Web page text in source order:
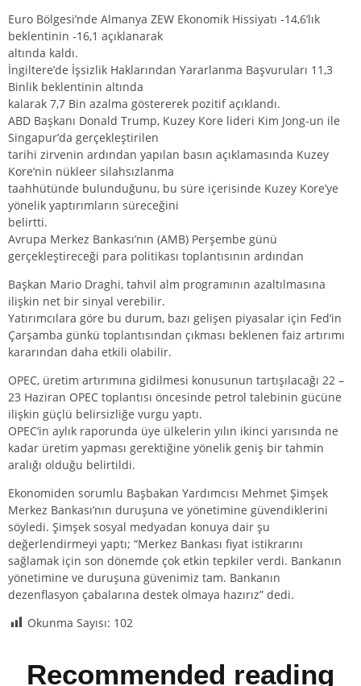
Euro Bölgesi’nde Almanya ZEW Ekonomik Hissiyatı -14,6’lık
beklentinin -16,1 açıklanarak
altında kaldı.
İngiltere’de İşsizlik Haklarından Yararlanma Başvuruları 11,3
Binlik beklentinin altında
kalarak 7,7 Bin azalma göstererek pozitif açıklandı.
ABD Başkanı Donald Trump, Kuzey Kore lideri Kim Jong-un ile
Singapur’da gerçekleştirilen
tarihi zirvenin ardından yapılan basın açıklamasında Kuzey
Kore’nin nükleer silahsızlanma
taahhütünde bulunduğunu, bu süre içerisinde Kuzey Kore’ye
yönelik yaptırımların süreceğini
belirtti.
Avrupa Merkez Bankası’nın (AMB) Perşembe günü
gerçekleştireceği para politikası toplantısının ardından
Başkan Mario Draghi, tahvil alm programının azaltılmasına
ilişkin net bir sinyal verebilir.
Yatırımcılara göre bu durum, bazı gelişen piyasalar için Fed’in
Çarşamba günkü toplantısından çıkması beklenen faiz artırımı
kararından daha etkili olabilir.
OPEC, üretim artırımına gidilmesi konusunun tartışılacağı 22 –
23 Haziran OPEC toplantısı öncesinde petrol talebinin gücüne
ilişkin güçlü belirsizliğe vurgu yaptı.
OPEC’in aylık raporunda üye ülkelerin yılın ikinci yarısında ne
kadar üretim yapması gerektiğine yönelik geniş bir tahmin
aralığı olduğu belirtildi.
Ekonomiden sorumlu Başbakan Yardımcısı Mehmet Şimşek
Merkez Bankası’nın duruşuna ve yönetimine güvendiklerini
söyledi. Şimşek sosyal medyadan konuya dair şu
değerlendirmeyi yaptı; “Merkez Bankası fiyat istikrarını
sağlamak için son dönemde çok etkin tepkiler verdi. Bankanın
yönetimine ve duruşuna güvenimiz tam. Bankanın
dezenflasyon çabalarına destek olmaya hazırız” dedi.
Okunma Sayısı: 102
Recommended reading